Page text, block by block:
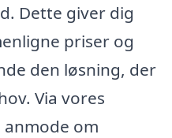
Dette giver dig
priser og
den løsning, der
Via vores
om